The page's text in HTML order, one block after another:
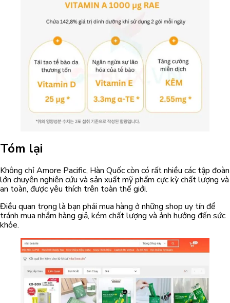
Tóm lại
Không chỉ Amore Pacific, Hàn Quốc còn có rất nhiều các tập đoàn
lớn chuyên nghiên cứu và sản xuất mỹ phẩm cực kỳ chất lượng và
an toàn, được yêu thích trên toàn thế giới.
Điều quan trọng là bạn phải mua hàng ở những shop uy tín để
tránh mua nhầm hàng giả, kém chất lượng và ảnh hưởng đến sức
khỏe.